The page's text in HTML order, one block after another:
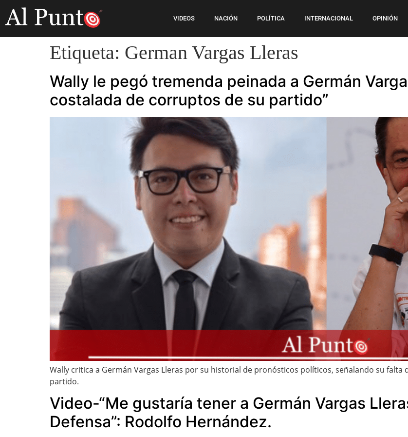
VIDEOS NACIÓN POLÍTICA INTERNACIONAL OPINIÓN
Etiqueta: German Vargas Lleras
Wally le pegó tremenda peinada a Germán
costalada de corruptos de su partido”
Wally critica a Germán Vargas Lleras por su historial de pronósticos políticos, señalando su
partido.
Video-“Me gustaría tener a Germán Vargas
Defensa”: Rodolfo Hernández.